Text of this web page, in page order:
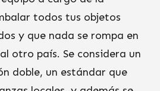
todos tus objetos
y que nada se rompa en
otro país. Se considera un
doble, un estándar que